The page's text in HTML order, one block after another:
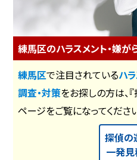
練馬区のハラスメント・嫌が
練馬区で注目されているハ
調査・対策をお探しの方は、
ページをご覧になってくださ
探偵の
一発見